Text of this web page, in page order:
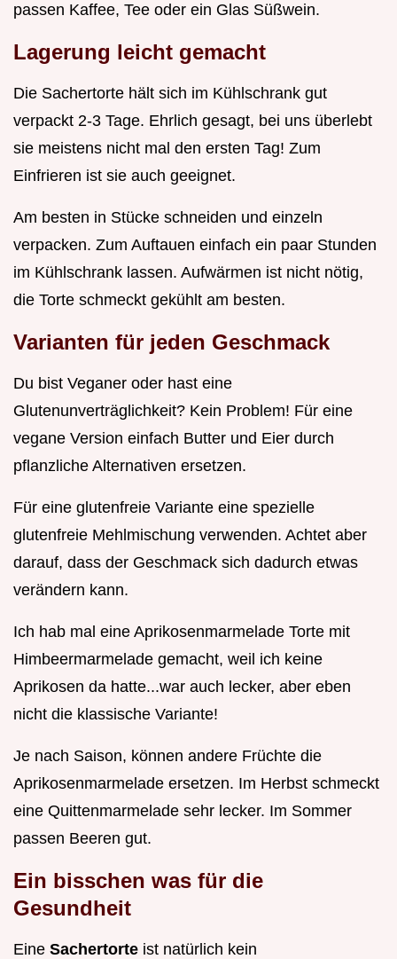
passen Kaffee, Tee oder ein Glas Süßwein.
Lagerung leicht gemacht
Die Sachertorte hält sich im Kühlschrank gut
verpackt 2-3 Tage. Ehrlich gesagt, bei uns überlebt
sie meistens nicht mal den ersten Tag! Zum
Einfrieren ist sie auch geeignet.
Am besten in Stücke schneiden und einzeln
verpacken. Zum Auftauen einfach ein paar Stunden
im Kühlschrank lassen. Aufwärmen ist nicht nötig,
die Torte schmeckt gekühlt am besten.
Varianten für jeden Geschmack
Du bist Veganer oder hast eine
Glutenunverträglichkeit? Kein Problem! Für eine
vegane Version einfach Butter und Eier durch
pflanzliche Alternativen ersetzen.
Für eine glutenfreie Variante eine spezielle
glutenfreie Mehlmischung verwenden. Achtet aber
darauf, dass der Geschmack sich dadurch etwas
verändern kann.
Ich hab mal eine Aprikosenmarmelade Torte mit
Himbeermarmelade gemacht, weil ich keine
Aprikosen da hatte...war auch lecker, aber eben
nicht die klassische Variante!
Je nach Saison, können andere Früchte die
Aprikosenmarmelade ersetzen. Im Herbst schmeckt
eine Quittenmarmelade sehr lecker. Im Sommer
passen Beeren gut.
Ein bisschen was für die
Gesundheit
Eine Sachertorte ist natürlich kein